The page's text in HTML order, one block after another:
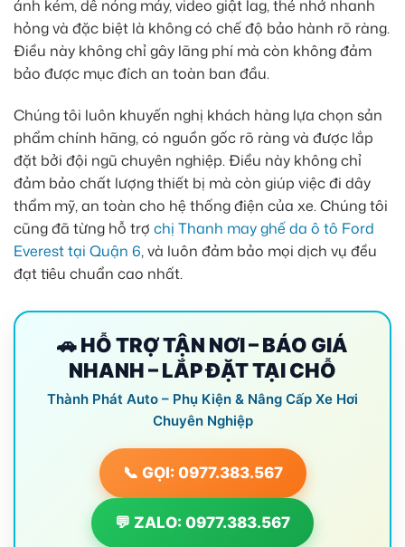
ảnh kém, dễ nóng máy, video giật lag, thẻ nhớ nhanh
hỏng và đặc biệt là không có chế độ bảo hành rõ ràng.
Điều này không chỉ gây lãng phí mà còn không đảm
bảo được mục đích an toàn ban đầu.
Chúng tôi luôn khuyến nghị khách hàng lựa chọn sản
phẩm chính hãng, có nguồn gốc rõ ràng và được lắp
đặt bởi đội ngũ chuyên nghiệp. Điều này không chỉ
đảm bảo chất lượng thiết bị mà còn giúp việc đi dây
thẩm mỹ, an toàn cho hệ thống điện của xe. Chúng tôi
cũng đã từng hỗ trợ chị Thanh may ghế da ô tô Ford
Everest tại Quận 6, và luôn đảm bảo mọi dịch vụ đều
đạt tiêu chuẩn cao nhất.
🚗 HỖ TRỢ TẬN NƠI – BÁO GIÁ
NHANH – LẮP ĐẶT TẠI CHỖ
Thành Phát Auto – Phụ Kiện & Nâng Cấp Xe Hơi
Chuyên Nghiệp
📞 GỌI: 0977.383.567
💬 ZALO: 0977.383.567